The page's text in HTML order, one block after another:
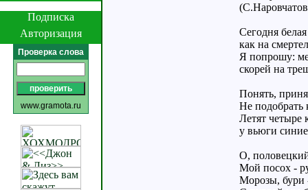
Подписка
Авторизация
Проверка слова
www.gramota.ru
Сегодня
как на
Я попрошу:
скорей на
Понять,
Не подобрать
Летят четыре
у вьюги синие
О,
Мой посох -
Морозы, бури